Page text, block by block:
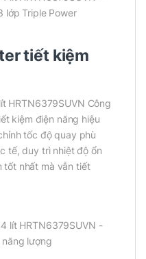
tiết kiệm
HRTN6379SUVN Công
kiệm điện năng hiệu
tốc độ quay phù
tế, duy trì nhiệt độ ổn
tốt nhất mà vẫn tiết